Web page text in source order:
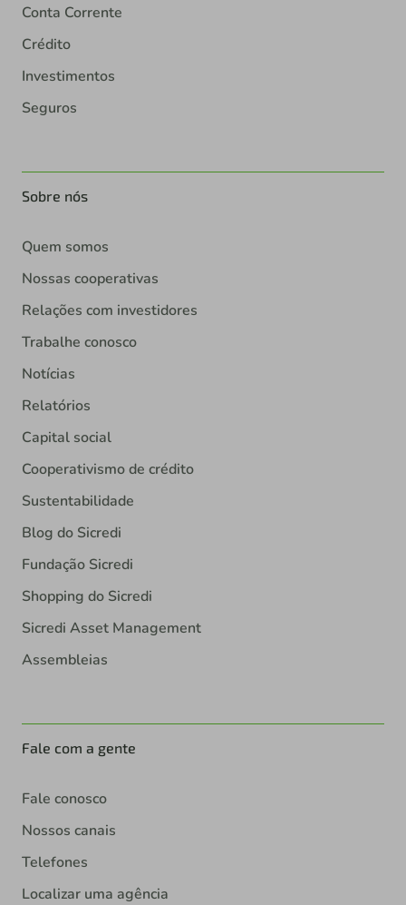
Conta Corrente
Crédito
Investimentos
Seguros
Sobre nós
Quem somos
Nossas cooperativas
Relações com investidores
Trabalhe conosco
Notícias
Relatórios
Capital social
Cooperativismo de crédito
Sustentabilidade
Blog do Sicredi
Fundação Sicredi
Shopping do Sicredi
Sicredi Asset Management
Assembleias
Fale com a gente
Fale conosco
Nossos canais
Telefones
Localizar uma agência